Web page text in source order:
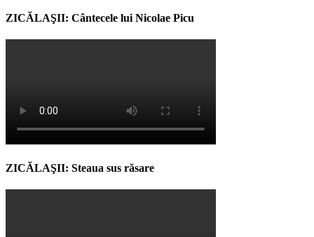
ZICĂLAŞII: Cântecele lui Nicolae Picu
ZICĂLAŞII: Steaua sus răsare